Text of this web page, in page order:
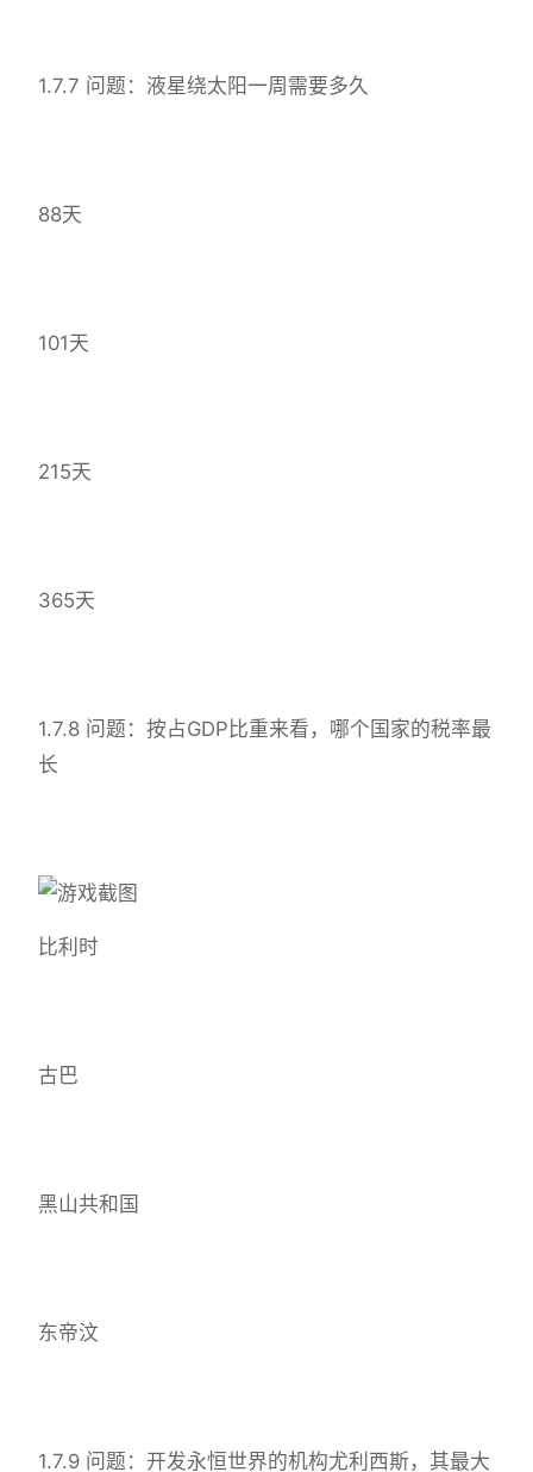
1.7.7 问题：液星绕太阳一周需要多久
88天
101天
215天
365天
1.7.8 问题：按占GDP比重来看，哪个国家的税率最
长
比利时
古巴
黑山共和国
东帝汶
1.7.9 问题：开发永恒世界的机构尤利西斯，其最大